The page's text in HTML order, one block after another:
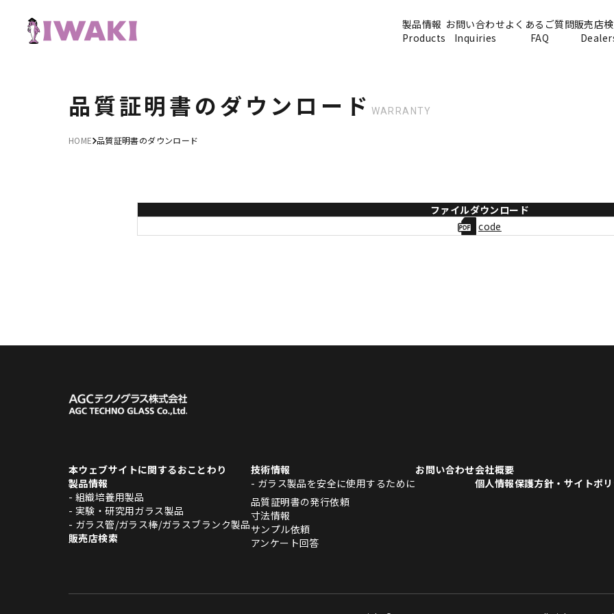
製品情報
Products
お問い合わせ
Inquiries
よくあるご質問
FAQ
販売店
品質証明書のダウンロード WARRANTY
HOME 品質証明書のダウンロード
ファイルダウンロード
code
本ウェブサイトに関するおことわり
製品情報
- 組織培養用製品
- 実験・研究用ガラス製品
- ガラス管/ガラス棒/ガラスブランク製品
販売店検索
技術情報
- ガラス製品を安全に使用するために
品質証明書の発行依頼
寸法情報
サンプル依頼
アンケート回答
お問い合わせ会社概要
個人情報保護方針・サイトポ